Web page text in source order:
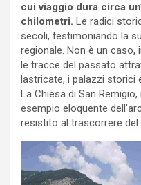
cui viaggio dura circa
chilometri. Le radici
secoli, testimoniando la
regionale. Non è un
le tracce del passato
lastricate, i palazzi
La Chiesa di San
esempio eloquente
resistito al trascorrere del